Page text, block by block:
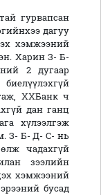
гурвапсан
дагуу
хэмжээний
Харин З- Б-
2 дугаар
ХХБанк ч
дан ганц
хүлээлгэж
З- Б- Д- С- нь
чадахгүй
зээлийн
хэмжээний
бусад